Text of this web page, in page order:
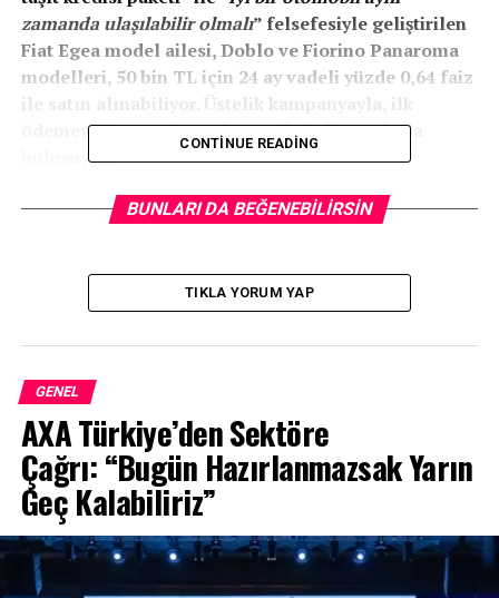
zamanda ulaşılabilir olmalı” felsefesiyle geliştirilen
Fiat Egea model ailesi, Doblo ve Fiorino Panaroma
modelleri, 50 bin TL için 24 ay vadeli yüzde 0,64 faiz
ödemeyi 6 ay erteleme fırsatı da kullanıcılarla
buluşuyor.
Fiat Doblo ve Fiorino
CONTINUE READING
BUNLARI DA BEĞENEBILIRSIN
TIKLA YORUM YAP
GENEL
AXA Türkiye’den Sektöre
Çağrı: “Bugün Hazırlanmazsak Yarın
Geç Kalabiliriz”